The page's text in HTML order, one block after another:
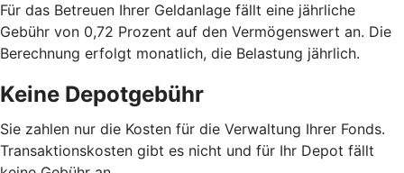
Für das Betreuen Ihrer Geldanlage fällt eine jährliche
Gebühr von 0,72 Prozent auf den Vermögenswert an. Die
Berechnung erfolgt monatlich, die Belastung jährlich.
Keine Depotgebühr
Sie zahlen nur die Kosten für die Verwaltung Ihrer Fonds.
Trans­aktions­kosten gibt es nicht und für Ihr Depot fällt